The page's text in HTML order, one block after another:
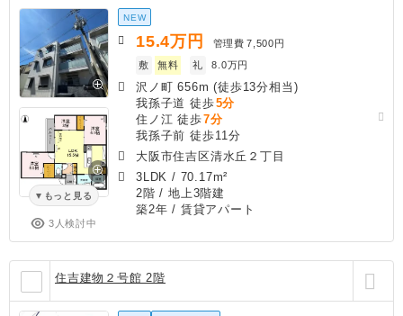
もっと見る
3人検討中
NEW
15.4万円 管理費 7,500円
敷
無料 礼 8.0万円
沢ノ町 656m (徒歩13分相当)
我孫子道 徒歩5分
住ノ江 徒歩7分
我孫子前 徒歩11分
大阪市住吉区清水丘２丁目
3LDK / 70.17m²
2階 / 地上3階建
築2年 / 賃貸アパート
住吉建物２号館 2階